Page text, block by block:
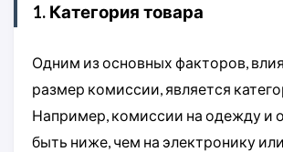
1. Категория товара
Одним из основных факторов,
размер комиссии, является
Например, комиссии на одежду и
быть ниже, чем на электронику